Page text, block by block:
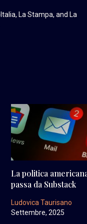
La Stampa, and La
La politica
passa da Substack
Ludovica Taurisano
Settembre, 2025